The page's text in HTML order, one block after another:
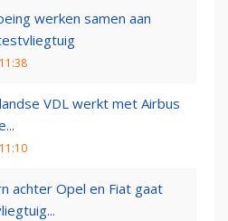
werken samen aan
VDL werkt met Airbus
achter Opel en Fiat gaat